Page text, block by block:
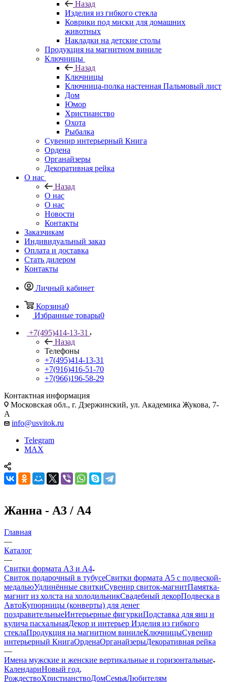
Назад
Изделия из гибкого стекла
Коврики под миски для домашних
животных
Накладки на детские столы
Продукция на магнитном виниле
Ключницы
Назад
Ключницы
Ключница-полка настенная Пальмовый лист
Дом
Юмор
Христианство
Охота
Рыбалка
Сувенир интерьерный Книга
Ордена
Органайзеры
Декоративная рейка
О нас
Назад
О нас
О нас
Новости
Контакты
Заказчикам
Индивидуальный заказ
Оплата и доставка
Стать дилером
Контакты
Личный кабинет
Корзина0
Избранные товары0
+7(495)414-13-31
Назад
Телефоны
+7(495)414-13-31
+7(916)416-51-70
+7(966)196-58-29
Контактная информация
Московская обл., г. Дзержинский, ул. Академика Жукова, 7-
А
info@usvitok.ru
Telegram
MAX
Жанна - А3 / А4
Главная
—
Каталог
—
Свитки формата А3 и А4
Свиток подарочный в тубусеСвитки формата А5 с подвеской-
медальюУдлинённые свиткиСувенир свиток-магнитПамятка-
магнит из холста на холодильникСвадебный декорПодвеска в
АвтоКупюрницы (конверты) для денег
поздравительныеИнтерьерные фигуркиПодставка для яиц и
кулича пасхальнаяДекор и интерьер Изделия из гибкого
стеклаПродукция на магнитном винилеКлючницыСувенир
интерьерный КнигаОрденаОрганайзерыДекоративная рейка
—
Имена мужские и женские вертикальные и горизонтальные
КалендариНовый год,
РождествоХристианствоДомСемьяЛюбителям